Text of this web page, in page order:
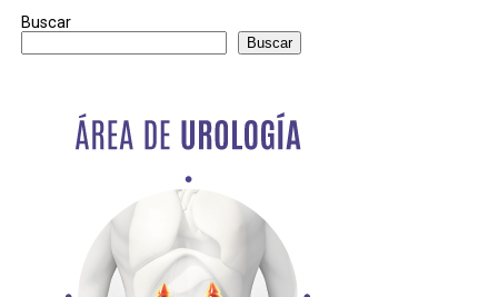
Buscar
Buscar